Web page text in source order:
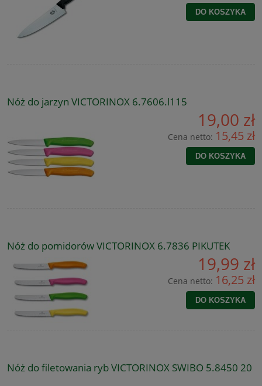
DO KOSZYKA
Nóż do jarzyn VICTORINOX 6.7606.l115
19,00 zł
Cena netto: 15,45 zł
DO KOSZYKA
Nóż do pomidorów VICTORINOX 6.7836 PIKUTEK
19,99 zł
Cena netto: 16,25 zł
DO KOSZYKA
Nóż do filetowania ryb VICTORINOX SWIBO 5.8450 20